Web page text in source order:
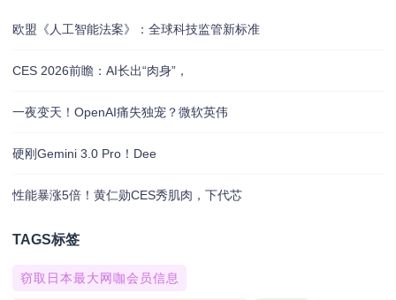
欧盟《人工智能法案》：全球科技监管新标准
CES 2026前瞻：AI长出“肉身”，
一夜变天！OpenAI痛失独宠？微软英伟
硬刚Gemini 3.0 Pro！Dee
性能暴涨5倍！黄仁勋CES秀肌肉，下代芯
TAGS标签
窃取日本最大网咖会员信息